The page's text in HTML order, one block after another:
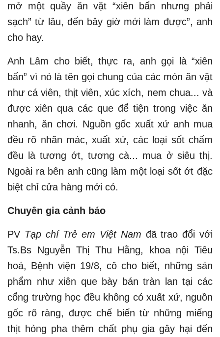
mở một quầy ăn vặt “xiên bẩn nhưng phải
sạch” từ lâu, đến bây giờ mới làm được”, anh
cho hay.
Anh Lâm cho biết, thực ra, anh gọi là “xiên
bẩn” vì nó là tên gọi chung của các món ăn vặt
như cá viên, thịt viên, xúc xích, nem chua... và
được xiên qua các que để tiện trong việc ăn
nhanh, ăn chơi. Nguồn gốc xuất xứ anh mua
đều rõ nhãn mác, xuất xứ, các loại sốt chấm
đều là tương ớt, tương cà... mua ở siêu thị.
Ngoài ra bên anh cũng làm một loại sốt ớt đặc
biệt chỉ cửa hàng mới có.
Chuyên gia cảnh báo
PV Tạp chí Trẻ em Việt Nam đã trao đổi với
Ts.Bs Nguyễn Thị Thu Hằng, khoa nội Tiêu
hoá, Bệnh viện 19/8, cô cho biết, những sản
phẩm như xiên que bày bán tràn lan tại các
cổng trường học đều không có xuất xứ, nguồn
gốc rõ ràng, được chế biến từ những miếng
thịt hỏng pha thêm chất phụ gia gây hại đến